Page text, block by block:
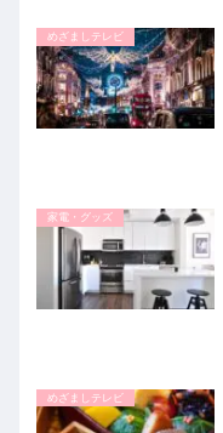
めざましテレビ
家電・グッズ
めざましテレビ